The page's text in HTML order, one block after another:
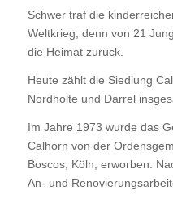
Schwer traf die
Weltkrieg, denn von 21
die Heimat zurück.
Heute zählt die Siedlung
Nordholte und Darrel
Im Jahre 1973 wurde das
Calhorn von der
Boscos, Köln, erworben.
An- und